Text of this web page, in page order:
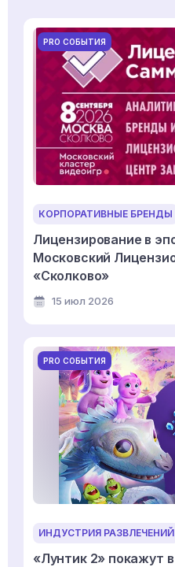
PRO СОБЫТИЯ
КОРПОРАТИВНЫЕ БРЕНДЫ
Лицензирование в
Московский
«Сколково»
15 июл 2026
PRO СОБЫТИЯ
ИНДУСТРИЯ РАЗВЛЕЧЕНИЙ
«Лунтик 2» покажут